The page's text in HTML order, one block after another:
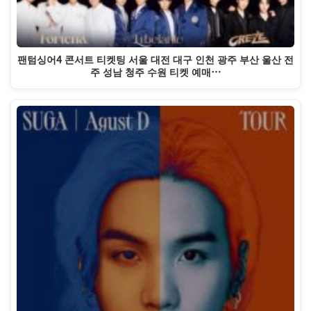
팬텀싱어4 콘서트 티켓팅 서울 대전 대구 인천 광주 부산 울산 전
주 성남 청주 수원 티켓 예매…